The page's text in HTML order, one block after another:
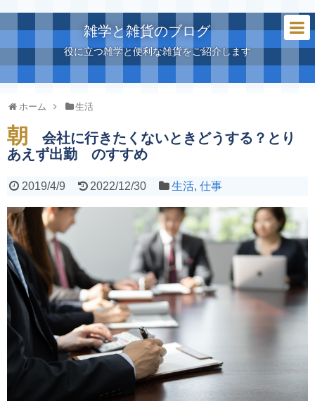
雑学と雑貨のブログ
役に立つ雑学と便利な雑貨をご紹介します
ホーム 生活
朝
会社に行きたくないときどうする？とり
あえず出勤 のすすめ
2019/4/9 2022/12/30 生活,仕事